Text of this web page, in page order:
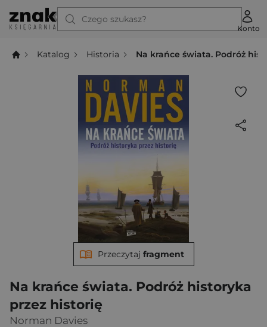
Czego szukasz?
Konto
Katalog Historia Na krańce świata. Podróż
Na krańce świata. Podróż historyka
przez historię
Norman Davies
Przeczytaj fragment